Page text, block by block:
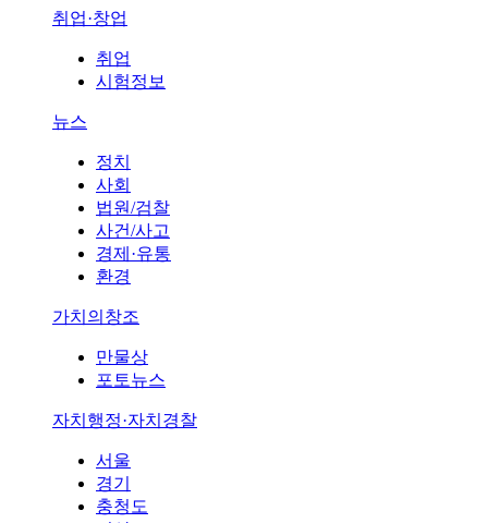
취업·창업
취업
시험정보
뉴스
정치
사회
법원/검찰
사건/사고
경제·유통
환경
가치의창조
만물상
포토뉴스
자치행정·자치경찰
서울
경기
충청도